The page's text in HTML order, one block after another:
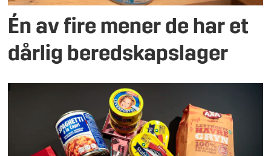
Én av fire mener de har et
dårlig beredskapslager